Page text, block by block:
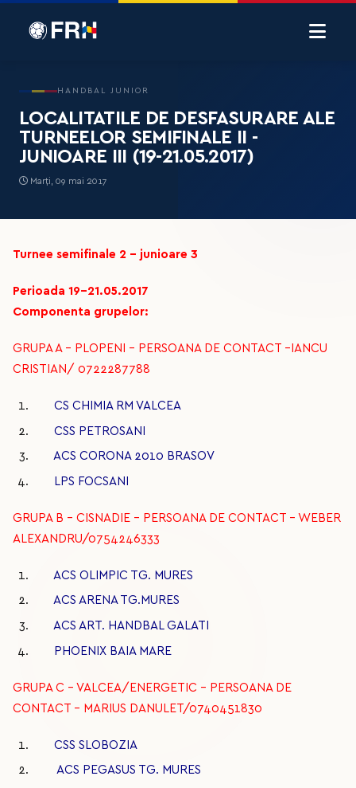
HANDBAL JUNIOR
LOCALITATILE DE DESFASURARE ALE
TURNEELOR SEMIFINALE II -
JUNIOARE III (19-21.05.2017)
Marți, 09 mai 2017
Turnee semifinale 2 - junioare 3
Perioada 19-21.05.2017
Componenta grupelor:
GRUPA A – PLOPENI – PERSOANA DE CONTACT –IANCU
CRISTIAN/ 0722287788
CS CHIMIA RM VALCEA
CSS PETROSANI
ACS CORONA 2010 BRASOV
LPS FOCSANI
GRUPA B – CISNADIE – PERSOANA DE CONTACT – WEBER
ALEXANDRU/0754246333
ACS OLIMPIC TG. MURES
ACS ARENA TG.MURES
ACS ART. HANDBAL GALATI
PHOENIX BAIA MARE
GRUPA C – VALCEA/ENERGETIC – PERSOANA DE
CONTACT - MARIUS DANULET/0740451830
CSS SLOBOZIA
ACS PEGASUS TG. MURES